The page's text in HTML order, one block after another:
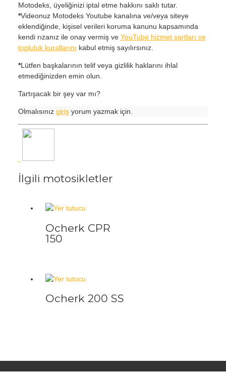
Motodeks, üyeliğinizi iptal etme hakkını saklı tutar.
*Videonuz Motodeks Youtube kanalına ve/veya siteye
eklendiğinde, kişisel verileri koruma kanunu kapsamında
kendi rızanız ile onay vermiş ve YouTube hizmet şartları ve
topluluk kurallarını kabul etmiş sayılırsınız.
*Lütfen başkalarının telif veya gizlilik haklarını ihlal
etmediğinizden emin olun.
Tartışacak bir şey var mı?
Olmalısınız girişyorum yazmak için.
İlgili motosikletler
Ocherk CPR
150
Ocherk 200 SS